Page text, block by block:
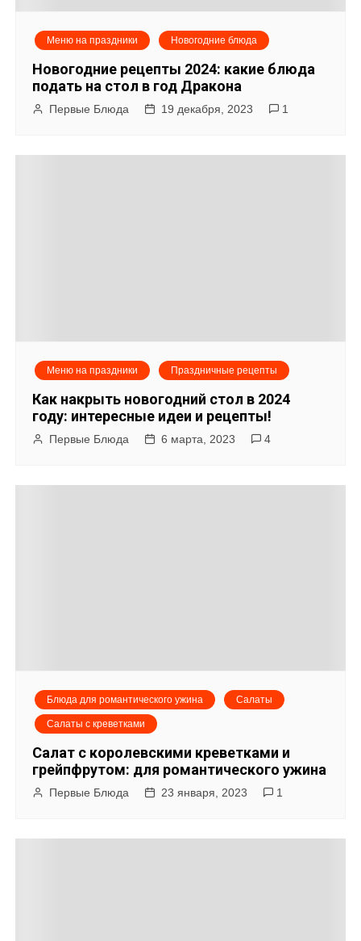
Меню на праздники Новогодние блюда
Новогодние рецепты 2024: какие блюда
подать на стол в год Дракона
Первые Блюда 19 декабря, 2023 1
Меню на праздники Праздничные рецепты
Как накрыть новогодний стол в 2024
году: интересные идеи и рецепты!
Первые Блюда 6 марта, 2023 4
Блюда для романтического ужина Салаты
Салаты с креветками
Салат с королевскими креветками и
грейпфрутом: для романтического ужина
Первые Блюда 23 января, 2023 1